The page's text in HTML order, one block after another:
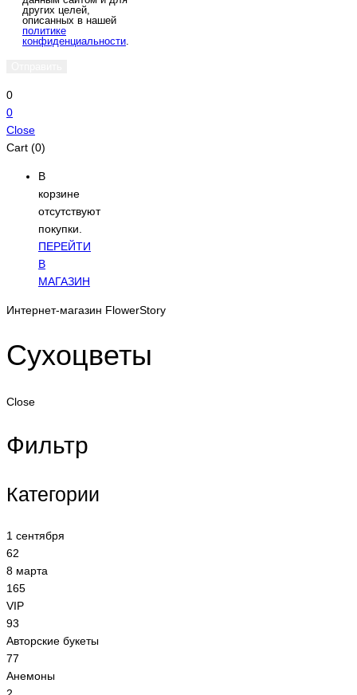
других целей,
описанных в нашей
политике
конфиденциальности.
0
0
Close
Cart (0)
В
корзине
отсутствуют
покупки.
ПЕРЕЙТИ
В
МАГАЗИН
Интернет-магазин FlowerStory
Сухоцветы
Close
Фильтр
Категории
1 сентября
62
8 марта
165
VIP
93
Авторские букеты
77
Анемоны